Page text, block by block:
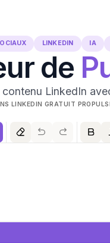
LINKEDIN IA
de
LinkedIn
LINKEDIN GRATUIT